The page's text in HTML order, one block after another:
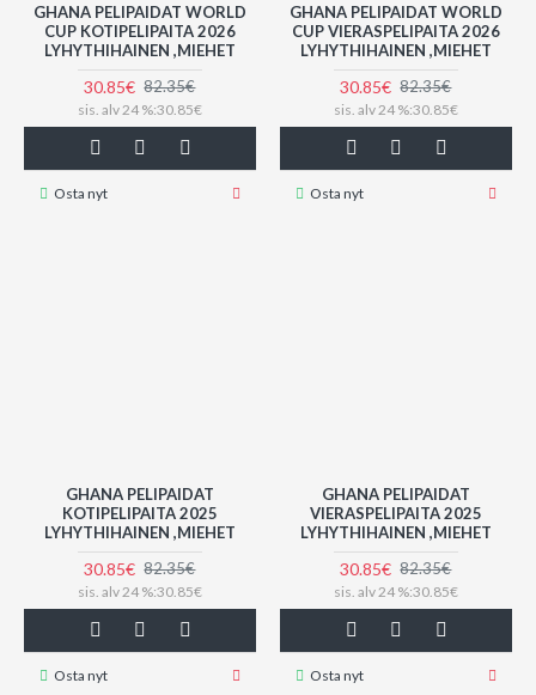
GHANA PELIPAIDAT WORLD
CUP KOTIPELIPAITA 2026
LYHYTHIHAINEN ,MIEHET
30.85€ 82.35€
sis. alv 24 %:30.85€
Osta nyt
GHANA PELIPAIDAT WORLD
CUP VIERASPELIPAITA 2026
LYHYTHIHAINEN ,MIEHET
30.85€ 82.35€
sis. alv 24 %:30.85€
Osta nyt
GHANA PELIPAIDAT
KOTIPELIPAITA 2025
LYHYTHIHAINEN ,MIEHET
30.85€ 82.35€
sis. alv 24 %:30.85€
Osta nyt
GHANA PELIPAIDAT
VIERASPELIPAITA 2025
LYHYTHIHAINEN ,MIEHET
30.85€ 82.35€
sis. alv 24 %:30.85€
Osta nyt